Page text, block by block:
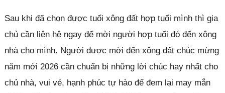
Sau khi đã chọn được tuổi xông đất hợp tuổi mình thì gia
chủ cần liên hệ ngay để mời người hợp tuổi đó đến xông
nhà cho mình. Người được mời đến xông đất chúc mừng
năm mới 2026 cần chuẩn bị những lời chúc hay nhất cho
chủ nhà, vui vẻ, hạnh phúc tự hào để đem lại may mắn